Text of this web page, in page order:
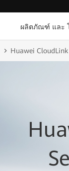
ผลิตภัณฑ์ และ
Huawei